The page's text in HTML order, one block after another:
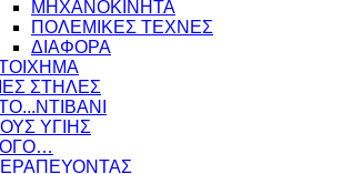
ΜΗΧΑΝΟΚΙΝΗΤΑ
ΠΟΛΕΜΙΚΕΣ ΤΕΧΝΕΣ
ΔΙΑΦΟΡΑ
ΣΤΗΛΕΣ
ΥΓΙΗΣ